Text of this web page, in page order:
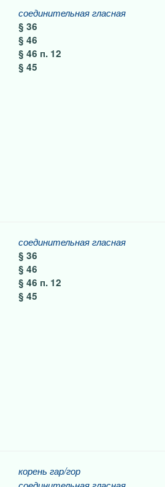
соединительная гласная
§ 36
§ 46
§ 46 п. 12
§ 45
соединительная гласная
§ 36
§ 46
§ 46 п. 12
§ 45
корень гар/гор